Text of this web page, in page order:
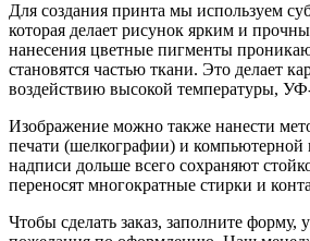
Для создания принта мы используем
которая делает рисунок ярким и
нанесения цветные пигменты
становятся частью ткани. Это делает
воздействию высокой температуры,
Изображение можно также нанести
печати (шелкографии) и
надписи дольше всего сохраняют
переносят многократные стирки и
Чтобы сделать заказ, заполните форму,